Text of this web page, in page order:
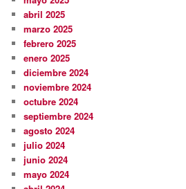
abril 2025
marzo 2025
febrero 2025
enero 2025
diciembre 2024
noviembre 2024
octubre 2024
septiembre 2024
agosto 2024
julio 2024
junio 2024
mayo 2024